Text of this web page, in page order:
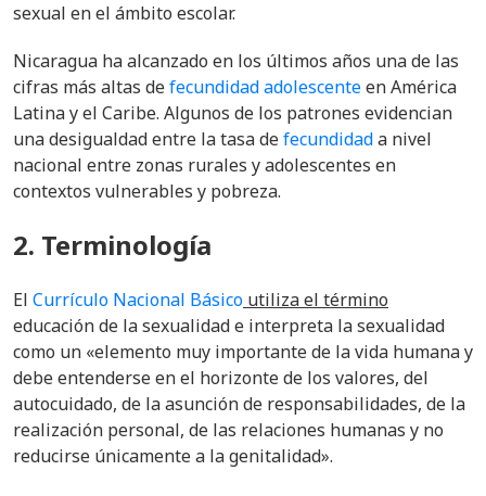
sexual en el ámbito escolar.
Nicaragua ha alcanzado en los últimos años una de las
cifras más altas defecundidad adolescenteen América
Latina y el Caribe. Algunos de los patrones evidencian
una desigualdad entre la tasa defecundidada nivel
nacional entre zonas rurales y adolescentes en
contextos vulnerables y pobreza.
2. Terminología
El Currículo Nacional Básico utiliza el término
educación de la sexualidad e interpreta la sexualidad
como un «elemento muy importante de la vida humana y
debe entenderse en el horizonte de los valores, del
autocuidado, de la asunción de responsabilidades, de la
realización personal, de las relaciones humanas y no
reducirse únicamente a la genitalidad».